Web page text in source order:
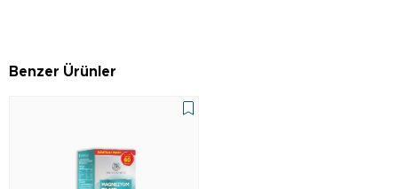
Benzer Ürünler